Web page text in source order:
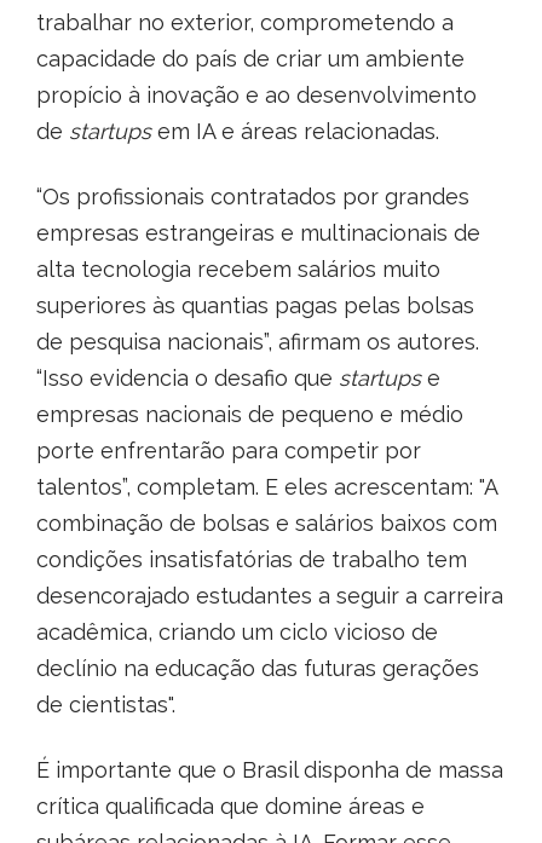
trabalhar no exterior, comprometendo a
capacidade do país de criar um ambiente
propício à inovação e ao desenvolvimento
de startupsem IA e áreas relacionadas.
“Os profissionais contratados por grandes
empresas estrangeiras e multinacionais de
alta tecnologia recebem salários muito
superiores às quantias pagas pelas bolsas
de pesquisa nacionais”, afirmam os autores.
“Isso evidencia o desafio que startupse
empresas nacionais de pequeno e médio
porte enfrentarão para competir por
talentos”, completam. E eles acrescentam: "A
combinação de bolsas e salários baixos com
condições insatisfatórias de trabalho tem
desencorajado estudantes a seguir a carreira
acadêmica, criando um ciclo vicioso de
declínio na educação das futuras gerações
de cientistas".
É importante que o Brasil disponha de massa
crítica qualificada que domine áreas e